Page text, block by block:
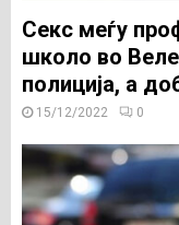
Секс меѓу
школо во
полиција, а
15/12/2022 0